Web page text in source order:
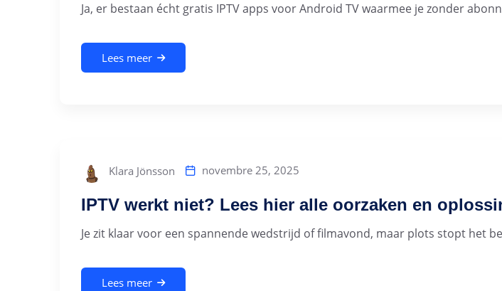
Ja, er bestaan écht gratis IPTV apps voor Android TV waarmee je zonder
Lees meer
Klara Jönsson novembre 25, 2025
IPTV werkt niet? Lees hier alle oorzaken en
Je zit klaar voor een spannende wedstrijd of filmavond, maar plots stopt het
Lees meer